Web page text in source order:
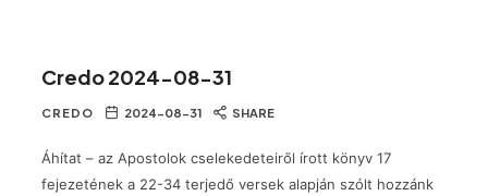
Credo 2024-08-31
CREDO 2024-08-31 SHARE
Áhítat – az Apostolok cselekedeteiről írott könyv 17
fejezetének a 22-34 terjedő versek alapján szólt hozzánk